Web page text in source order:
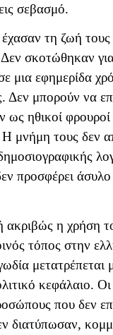
σεβασμό.
έχασαν τη ζωή
σκοτώθηκαν
μια εφημερίδα
Δεν μπορούν να
ως ηθικοί φρουροί
Η μνήμη τους δεν
προσφέρει
η χρήση
τόπος στην
μετατρέπεται
κεφάλαιο. Οι
που δεν
διατύπωσαν,